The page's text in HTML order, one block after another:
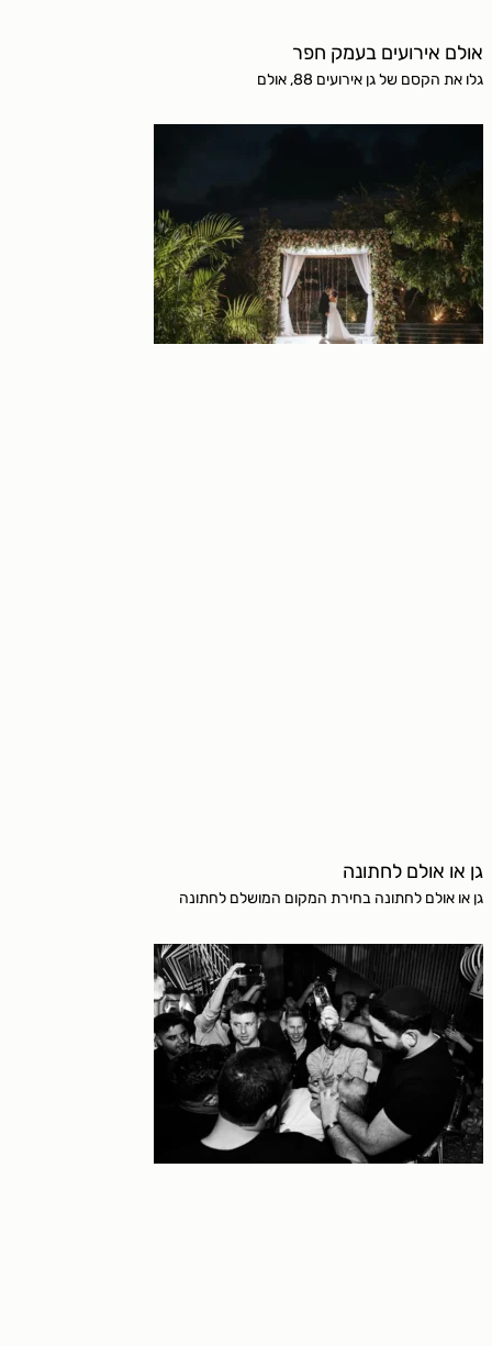
אולם אירועים בעמק חפר
גלו את הקסם של גן אירועים 88, אולם
גן או אולם לחתונה
גן או אולם לחתונה בחירת המקום המושלם לחתונה